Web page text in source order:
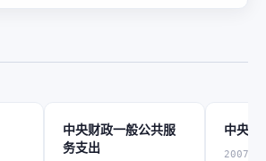
中央财政一般公共服
务支出
中央财
2007-